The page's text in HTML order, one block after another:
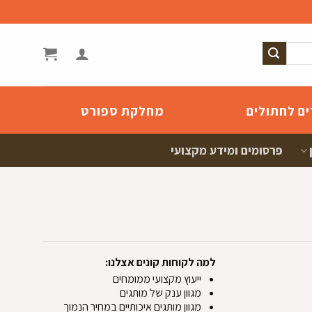
לחתולים מחלקת ספורט
פרסומים ומידע מקצועי
למה לקוחות קונים אצלנו:
ייעוץ מקצועי ממומחים
מגוון ענק של מותגים
מגוון מותגים איכותיים במחיר הנמוך